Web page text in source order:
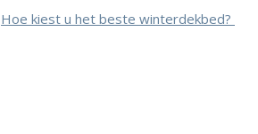
Hoe kiest u het beste winterdekbed?